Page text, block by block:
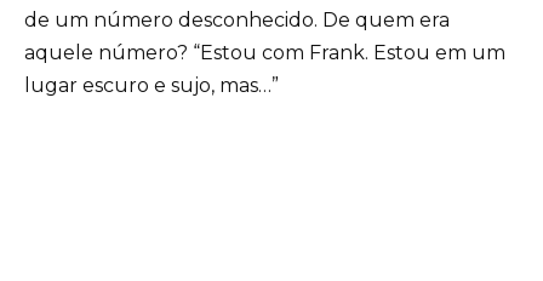
de um número desconhecido. De quem era
aquele número? “Estou com Frank. Estou em um
lugar escuro e sujo, mas…”